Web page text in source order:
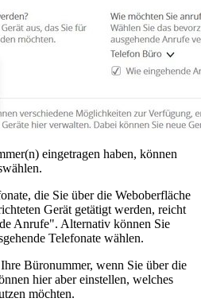
eingetragen haben, können
die Sie über die Weboberfläche
Gerät getätigt werden, reicht
Anrufe". Alternativ können Sie
Telefonate wählen.
Büronummer, wenn Sie über die
hier aber einstellen, welches
möchten.